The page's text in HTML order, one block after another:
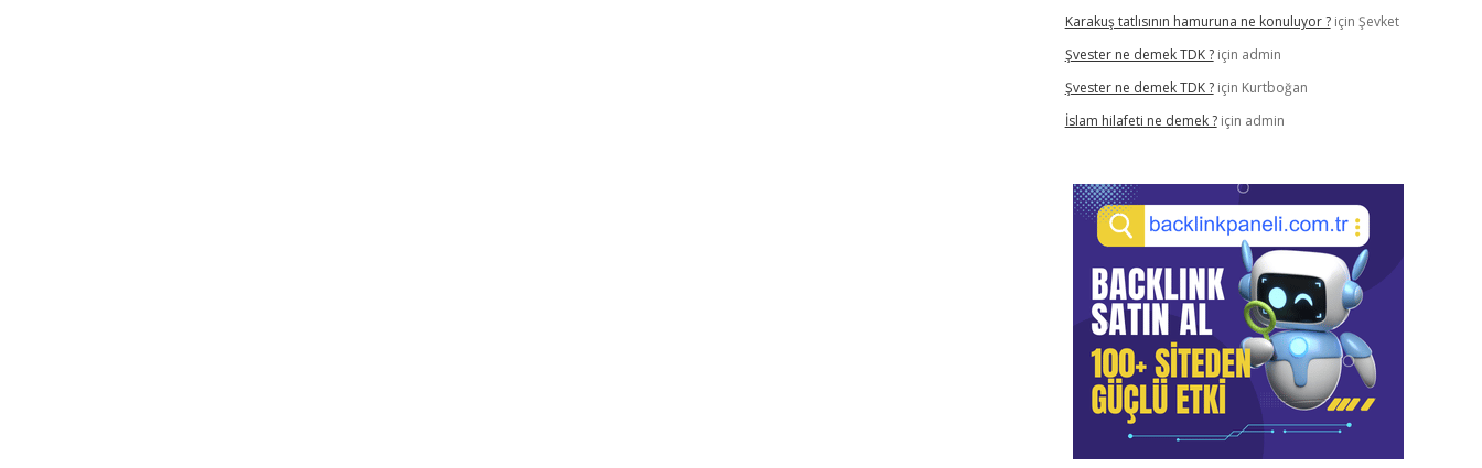
Karakuş tatlısının hamuruna ne konuluyor ?için Şevket
Şvester ne demek TDK ?için admin
Şvester ne demek TDK ?için Kurtboğan
İslam hilafeti ne demek ?için admin